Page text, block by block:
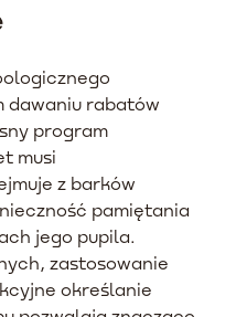
dawaniu rabatów
program
musi
z barków
pamiętania
jego pupila.
zastosowanie
określanie